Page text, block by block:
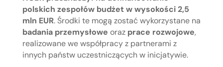
polskich zespołów budżet w wysokości 2,5
mln EUR. Środki te mogą zostać wykorzystane na
badania przemysłowe oraz prace rozwojowe,
realizowane we współpracy z partnerami z
innych państw uczestniczących w inicjatywie.